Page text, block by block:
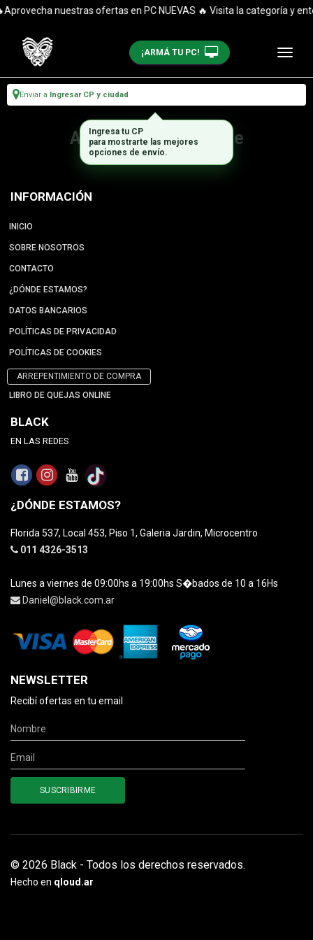
nuestras ofertas en PC NUEVAS 🔥 Visita la categoría y
¡ARMÁ TU PC!
Enviar a Ingresar CP y ciudad
Artículo no disponible
INFORMACIÓN
INICIO
SOBRE NOSOTROS
CONTACTO
¿DÓNDE ESTAMOS?
DATOS BANCARIOS
POLÍTICAS DE PRIVACIDAD
POLÍTICAS DE COOKIES
ARREPENTIMIENTO DE COMPRA
LIBRO DE QUEJAS ONLINE
BLACK
EN LAS REDES
¿DÓNDE ESTAMOS?
Florida 537, Local 453, Piso 1, Galeria Jardin, Microcentro
011 4326-3513
Lunes a viernes de 09:00hs a 19:00hs S�bados de 10 a 16Hs
Daniel@black.com.ar
NEWSLETTER
Recibí ofertas en tu email
© 2026 Black - Todos los derechos reservados.
Hecho en qloud.ar
Ingresa tu CP
para mostrarte las mejores
opciones de envío.